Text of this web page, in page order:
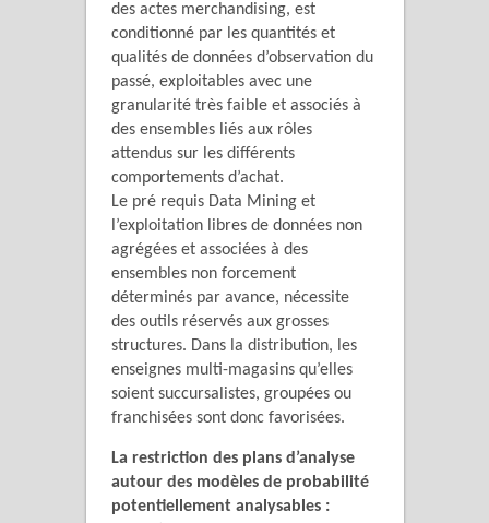
des actes merchandising, est
conditionné par les quantités et
qualités de données d’observation du
passé, exploitables avec une
granularité très faible et associés à
des ensembles liés aux rôles
attendus sur les différents
comportements d’achat.
Le pré requis Data Mining et
l’exploitation libres de données non
agrégées et associées à des
ensembles non forcement
déterminés par avance, nécessite
des outils réservés aux grosses
structures. Dans la distribution, les
enseignes multi-magasins qu’elles
soient succursalistes, groupées ou
franchisées sont donc favorisées.
La restriction des plans d’analyse
autour des modèles de probabilité
potentiellement analysables :